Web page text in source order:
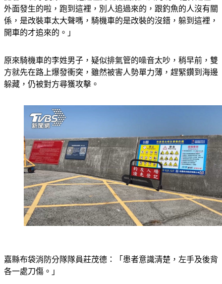
記者vs.目擊民眾：「他是在北堤裡面跟人口角嗎，他算是在
外面發生的啦，跑到這裡，別人追過來的，跟釣魚的人沒有關
係，是改裝車太大聲嗎，騎機車的是改裝的沒錯，躲到這裡，
原來騎機車的李姓男子，疑似排氣管的噪音太吵，稍早前，雙
方就先在路上爆發衝突，雖然被害人勢單力薄，趕緊鑽到海邊
嘉縣布袋消防分隊隊員莊茂德：「患者意識清楚，左手及後背